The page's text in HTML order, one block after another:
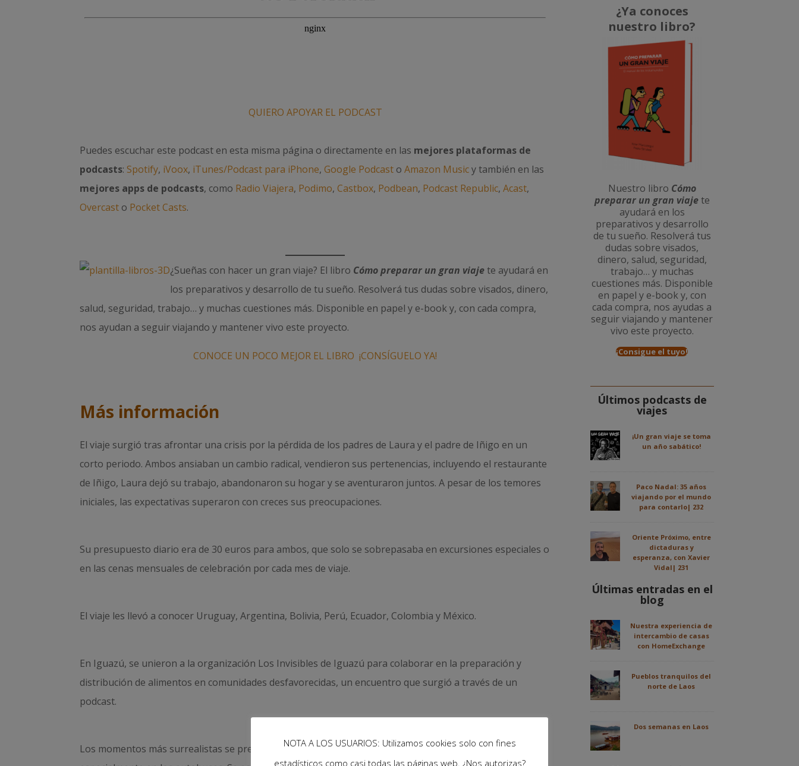
QUIERO APOYAR EL PODCAST
Puedes escuchar este podcast en esta misma página o directamente en las mejores plataformas de
podcasts: Spotify, iVoox, iTunes/Podcast para iPhone,Google Podcast oAmazon Musicy también en las
mejores apps de podcasts, como Radio Viajera, Podimo,Castbox, Podbean, Podcast Republic,Acast,
Overcast o Pocket Casts.
¿Sueñas con hacer un gran viaje? El libro Cómo preparar un gran viajete ayudará en
los preparativos y desarrollo de tu sueño. Resolverá tus dudas sobre visados, dinero,
salud, seguridad, trabajo… y muchas cuestiones más. Disponible en papel y e-book y, con cada compra,
nos ayudan a seguir viajando y mantener vivo este proyecto.
CONOCE UN POCO MEJOR EL LIBRO ¡CONSÍGUELO YA!
Más información
El viaje surgió tras afrontar una crisis por la pérdida de los padres de Laura y el padre de Iñigo en un
corto periodo. Ambos ansiaban un cambio radical, vendieron sus pertenencias, incluyendo el restaurante
de Iñigo, Laura dejó su trabajo, abandonaron su hogar y se aventuraron juntos. A pesar de los temores
iniciales, las expectativas superaron con creces sus preocupaciones.
Su presupuesto diario era de 30 euros para ambos, que solo se sobrepasaba en excursiones especiales o
en las cenas mensuales de celebración por cada mes de viaje.
El viaje les llevó a conocer Uruguay, Argentina, Bolivia, Perú, Ecuador, Colombia y México.
En Iguazú, se unieron a la organización Los Invisibles de Iguazú para colaborar en la preparación y
distribución de alimentos en comunidades desfavorecidas, un encuentro que surgió a través de un
podcast.
Los momentos más surrealistas se presentaron, en su mayoría, en Bolivia, el país que más les cautivó,
¿Ya conoces
nuestro libro?
Nuestro libro Cómo
preparar un gran viajete
ayudará en los
preparativos y desarrollo
de tu sueño. Resolverá tus
dudas sobre visados,
dinero, salud, seguridad,
trabajo… y muchas
cuestiones más. Disponible
en papel y e-book y, con
cada compra, nos ayudas a
seguir viajando y mantener
vivo este proyecto.
¡Consigue el tuyo!
Últimos podcasts de
viajes
¡Un gran viaje se toma
un año sabático!
Paco Nadal: 35 años
viajando por el mundo
para contarlo| 232
Oriente Próximo, entre
dictaduras y
esperanza, con Xavier
Vidal| 231
Últimas entradas en el
blog
Nuestra experiencia de
intercambio de casas
con HomeExchange
Pueblos tranquilos del
norte de Laos
Dos semanas en Laos
NOTA A LOS USUARIOS: Utilizamos cookies solo con fines
estadísticos como casi todas las páginas web. ¿Nos autorizas?